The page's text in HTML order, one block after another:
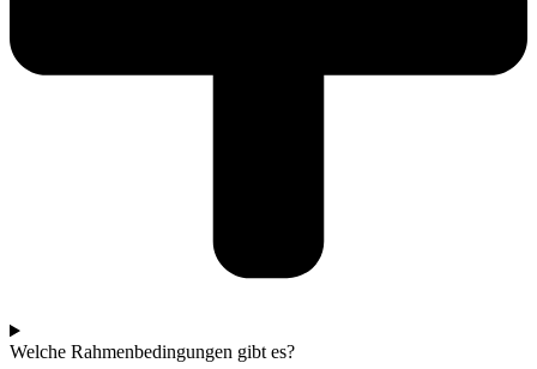
Welche Rahmenbedingungen gibt es?